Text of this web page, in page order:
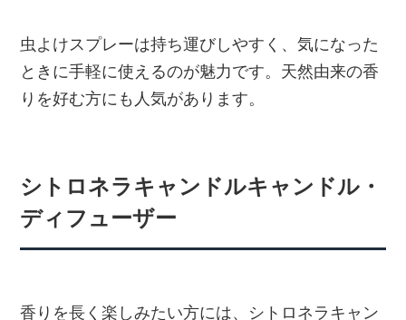
虫よけスプレーは持ち運びしやすく、気になった
ときに手軽に使えるのが魅力です。天然由来の香
りを好む方にも人気があります。
シトロネラキャンドルキャンドル・
ディフューザー
香りを長く楽しみたい方には、シトロネラキャン